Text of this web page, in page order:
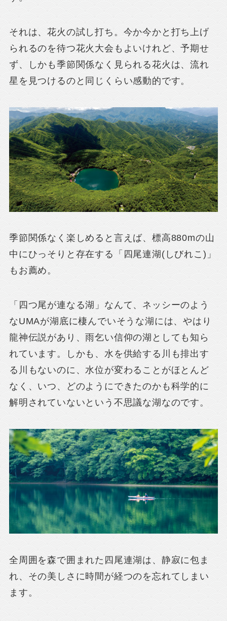
それは、花火の試し打ち。今か今かと打ち上げ
られるのを待つ花火大会もよいけれど、予期せ
ず、しかも季節関係なく見られる花火は、流れ
星を見つけるのと同じくらい感動的です。
季節関係なく楽しめると言えば、標高880mの山
中にひっそりと存在する「四尾連湖(しびれこ)」
もお薦め。
「四つ尾が連なる湖」なんて、ネッシーのよう
なUMAが湖底に棲んでいそうな湖には、やはり
龍神伝説があり、雨乞い信仰の湖としても知ら
れています。しかも、水を供給する川も排出す
る川もないのに、水位が変わることがほとんど
なく、いつ、どのようにできたのかも科学的に
解明されていないという不思議な湖なのです。
全周囲を森で囲まれた四尾連湖は、静寂に包ま
れ、その美しさに時間が経つのを忘れてしまい
ます。